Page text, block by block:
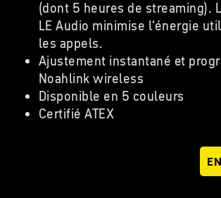
(dont 5 heures de streaming).
LE Audio minimise l'énergie
les appels.
Ajustement instantané et
Noahlink wireless
Disponible en 5 couleurs
Certifié ATEX